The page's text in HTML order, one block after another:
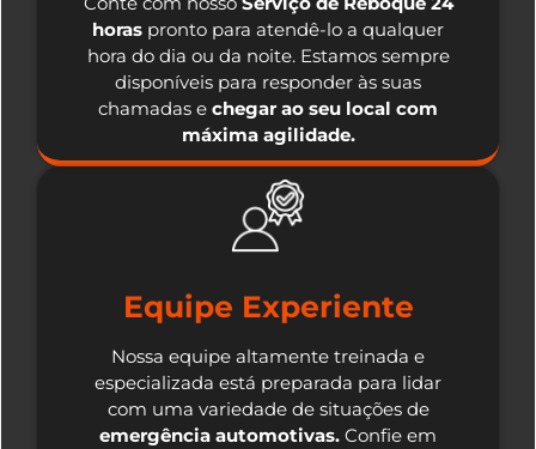
horas pronto para atendê-lo a qualquer
hora do dia ou da noite. Estamos sempre
disponíveis para responder às suas
chamadas e chegar ao seu local com
máxima agilidade.
Equipe Experiente
Nossa equipe altamente treinada e
especializada está preparada para lidar
com uma variedade de situações de
emergência automotivas. Confie em